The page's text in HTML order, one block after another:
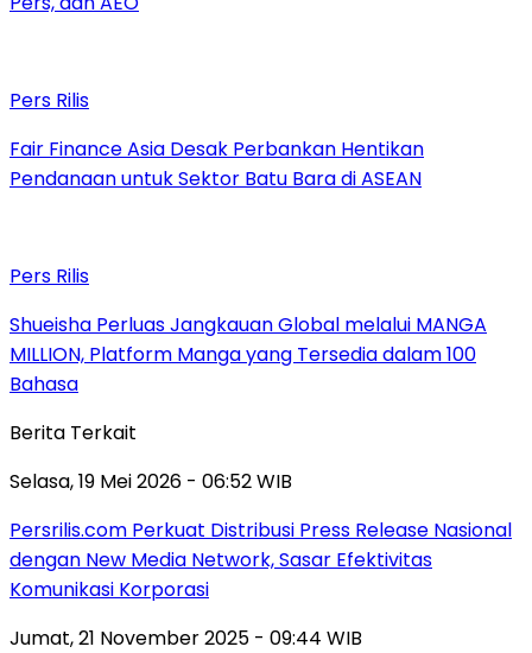
Pers Rilis
Fair Finance Asia Desak Perbankan Hentikan
Pendanaan untuk Sektor Batu Bara di ASEAN
Pers Rilis
Shueisha Perluas Jangkauan Global melalui MANGA
MILLION, Platform Manga yang Tersedia dalam 100
Bahasa
Berita Terkait
Selasa, 19 Mei 2026 - 06:52 WIB
Persrilis.com Perkuat Distribusi Press Release Nasional
dengan New Media Network, Sasar Efektivitas
Komunikasi Korporasi
Jumat, 21 November 2025 - 09:44 WIB